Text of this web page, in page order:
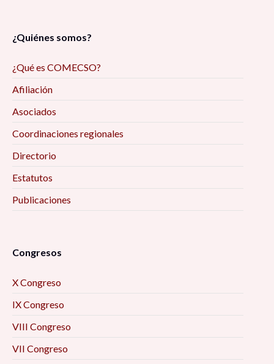
¿Quiénes somos?
¿Qué es COMECSO?
Afiliación
Asociados
Coordinaciones regionales
Directorio
Estatutos
Publicaciones
Congresos
X Congreso
IX Congreso
VIII Congreso
VII Congreso